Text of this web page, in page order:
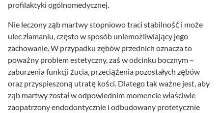
profilaktyki ogólnomedycznej.
Nie leczony ząb martwy stopniowo traci stabilność i może
ulec złamaniu, często w sposób uniemożliwiający jego
zachowanie. W przypadku zębów przednich oznacza to
poważny problem estetyczny, zaś w odcinku bocznym –
zaburzenia funkcji żucia, przeciążenia pozostałych zębów
oraz przyspieszoną utratę kości. Dlatego tak ważne jest, aby
ząb martwy został w odpowiednim momencie właściwie
zaopatrzony endodontycznie i odbudowany protetycznie